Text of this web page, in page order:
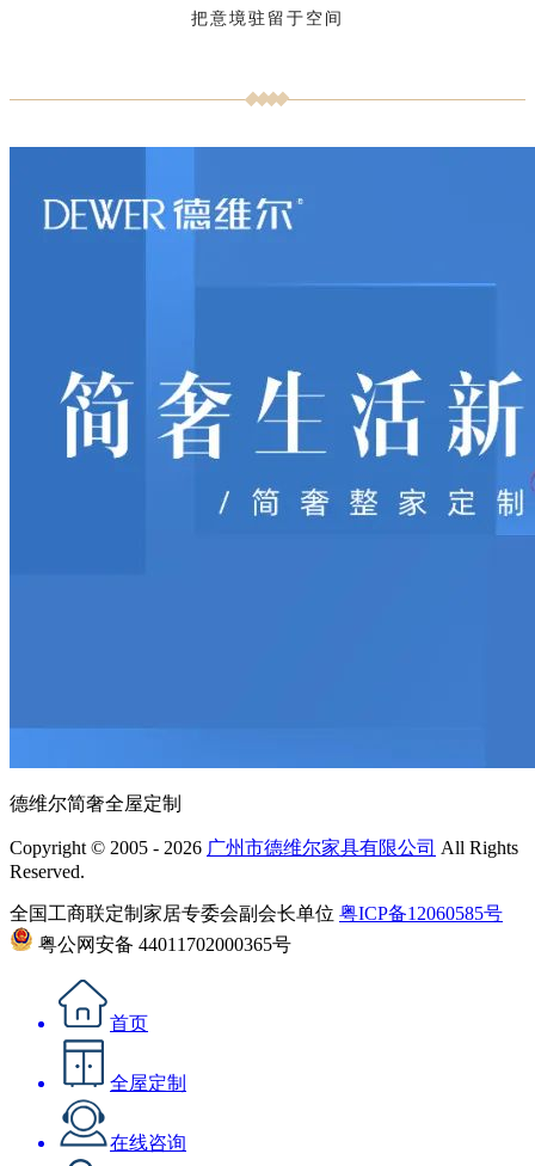
把意境驻留于空间
德维尔简奢全屋定制
Copyright © 2005 - 2026 广州市德维尔家具有限公司 All Rights
Reserved.
全国工商联定制家居专委会副会长单位 粤ICP备12060585号
粤公网安备 44011702000365号
首页
全屋定制
在线咨询